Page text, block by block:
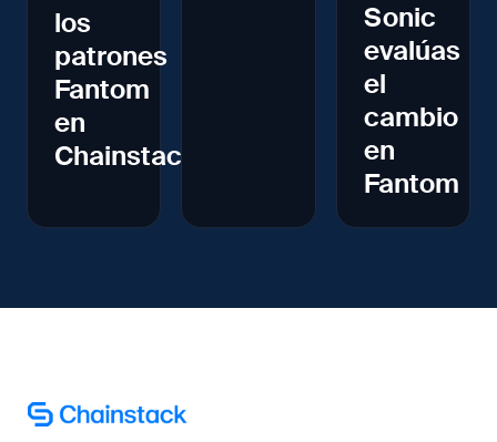
los
patrones
Fantom
en
Chainstack
Sonic
evalúas
el
cambio
en
Fantom